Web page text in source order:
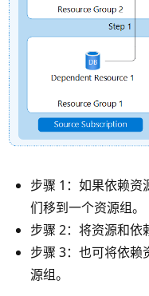
步骤 1：如果依赖资
们移到一个资源组。
步骤 2：将资源和依
步骤 3：也可将依赖
源组。